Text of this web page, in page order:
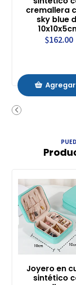
cremallera
sky blue
$162.00
Joyero en
sintético